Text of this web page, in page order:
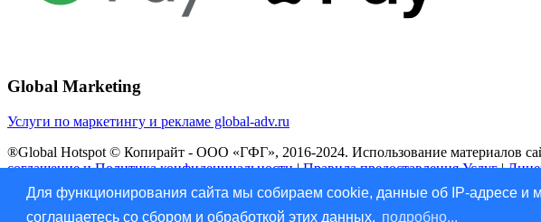
Для функционирования сайта мы собираем cookie, данные об IP-адресе и
соглашаетесь со сбором и обработкой этих данных. подробно...
Global Marketing
Услуги по маркетингу и рекламе global-adv.ru
®Global Hotspot © Копирайт - ООО «ГФГ», 2016-2024. Использование материалов
соглашение и Политика конфиденциальности|Правила предоставления Услуг|
Vk